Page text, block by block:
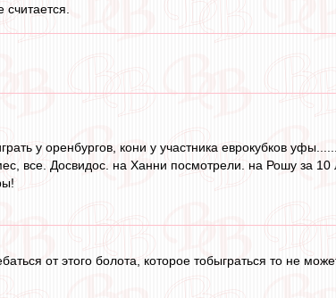
у оренбургов, кони у участника еврокубков
все. Досвидос. на Ханни посмотрели. на Рошу за 10
от этого болота, которое тобыграться то не